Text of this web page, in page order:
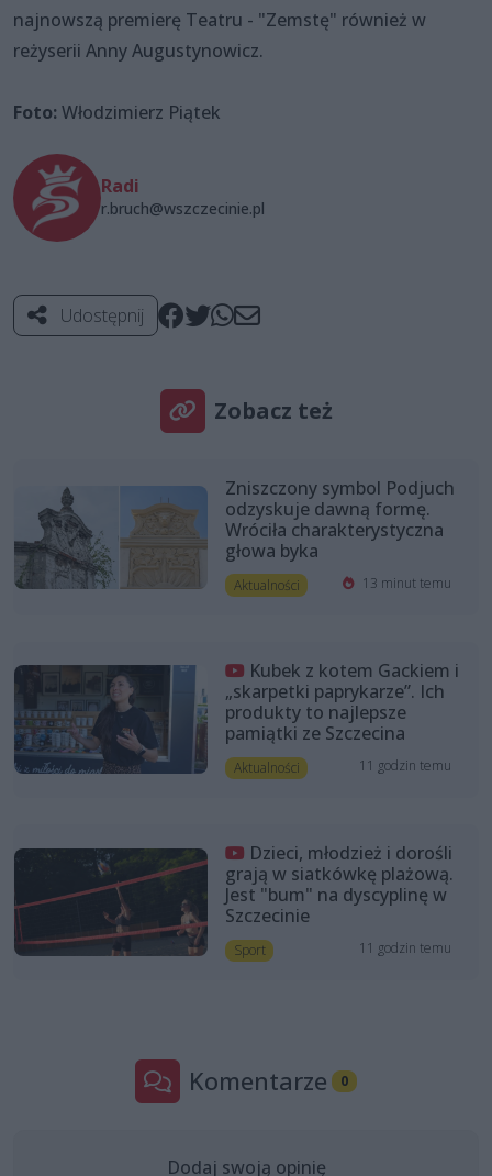
najnowszą premierę Teatru - "Zemstę" również w
reżyserii Anny Augustynowicz.
Foto: Włodzimierz Piątek
Radi
r.bruch@wszczecinie.pl
Udostępnij
Zobacz też
Zniszczony symbol Podjuch
odzyskuje dawną formę.
Wróciła charakterystyczna
głowa byka
Aktualności 13 minut temu
Kubek z kotem Gackiem i
„skarpetki paprykarze”. Ich
produkty to najlepsze
pamiątki ze Szczecina
Aktualności 11 godzin temu
Dzieci, młodzież i dorośli
grają w siatkówkę plażową.
Jest "bum" na dyscyplinę w
Szczecinie
Sport 11 godzin temu
Komentarze 0
Dodaj swoją opinię